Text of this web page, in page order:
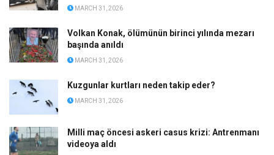
MARCH 31, 2026
Volkan Konak, ölümünün birinci yılında mezarı
başında anıldı
MARCH 31, 2026
Kuzgunlar kurtları neden takip eder?
MARCH 31, 2026
Milli maç öncesi askeri casus krizi: Antrenmanı
videoya aldı